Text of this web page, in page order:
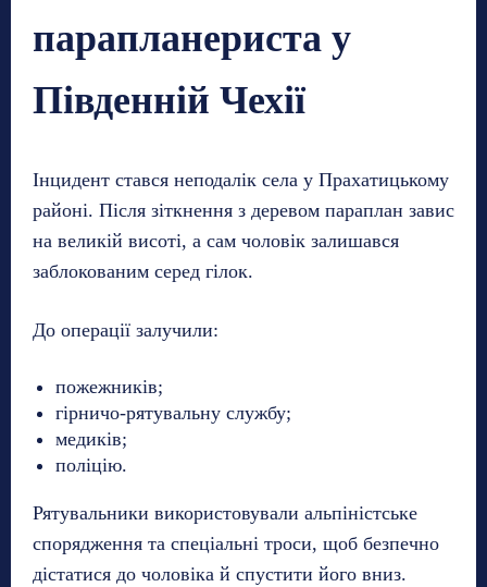
парапланериста у
Південній Чехії
Інцидент стався неподалік села у Прахатицькому
районі. Після зіткнення з деревом параплан завис
на великій висоті, а сам чоловік залишався
заблокованим серед гілок.
До операції залучили:
пожежників;
гірничо-рятувальну службу;
медиків;
поліцію.
Рятувальники використовували альпіністське
спорядження та спеціальні троси, щоб безпечно
дістатися до чоловіка й спустити його вниз.